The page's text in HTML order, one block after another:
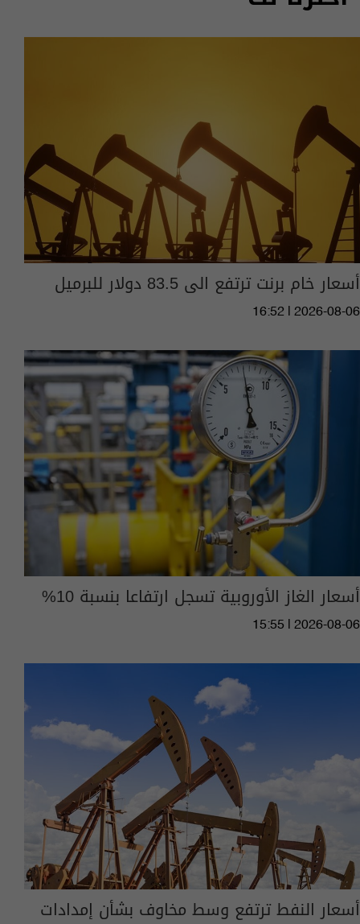
أسعار خام برنت ترتفع الى 83.5 دولار للبرميل
16:52 | 2026-08-06
أسعار الغاز الأوروبية تسجل ارتفاعا بنسبة 10%
15:55 | 2026-08-06
أسعار النفط ترتفع وسط مخاوف بشأن إمدادات